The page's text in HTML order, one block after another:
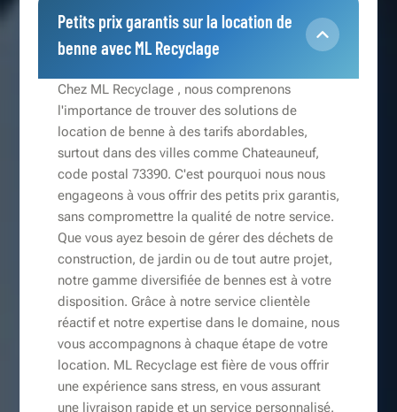
Petits prix garantis sur la location de
benne avec ML Recyclage
Chez ML Recyclage , nous comprenons
l'importance de trouver des solutions de
location de benne à des tarifs abordables,
surtout dans des villes comme Chateauneuf,
code postal 73390. C'est pourquoi nous nous
engageons à vous offrir des petits prix garantis,
sans compromettre la qualité de notre service.
Que vous ayez besoin de gérer des déchets de
construction, de jardin ou de tout autre projet,
notre gamme diversifiée de bennes est à votre
disposition. Grâce à notre service clientèle
réactif et notre expertise dans le domaine, nous
vous accompagnons à chaque étape de votre
location. ML Recyclage est fière de vous offrir
une expérience sans stress, en vous assurant
une livraison rapide et un service personnalisé.